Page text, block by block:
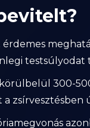
érdemes
testsúlyodat
300-
zsírvesztésben